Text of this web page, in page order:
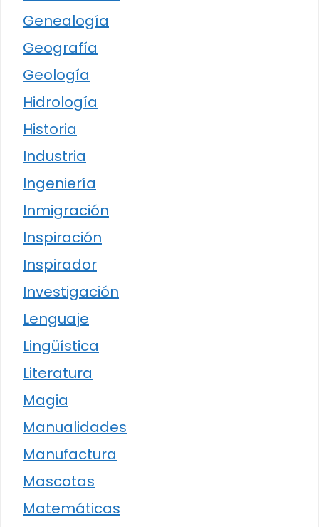
Genealogía
Geografía
Geología
Hidrología
Historia
Industria
Ingeniería
Inmigración
Inspiración
Inspirador
Investigación
Lenguaje
Lingüística
Literatura
Magia
Manualidades
Manufactura
Mascotas
Matemáticas